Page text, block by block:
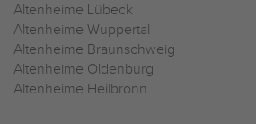
Altenheime Lübeck
Altenheime Wuppertal
Altenheime Braunschweig
Altenheime Oldenburg
Altenheime Heilbronn